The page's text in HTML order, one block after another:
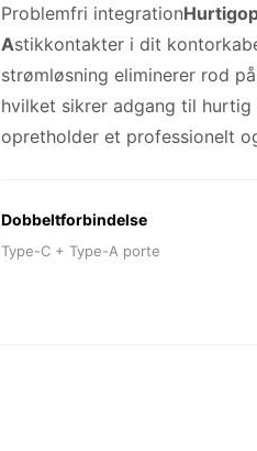
Problemfri integration
Astikkontakter i dit
strømløsning eliminerer rod
hvilket sikrer adgang til
opretholder et professionelt
Dobbeltforbindelse
Type-C + Type-A porte